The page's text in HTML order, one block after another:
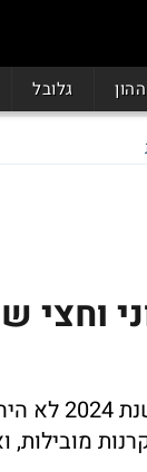
גלובל
וחצי
הרבעון
מובילות,